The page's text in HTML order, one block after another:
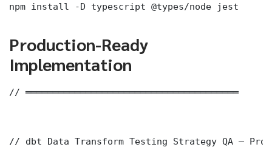
npm install -D typescript @types/node jest
Production-Ready
Implementation
// ═══════════════════════════════════════
// dbt Data Transform Testing Strategy QA —